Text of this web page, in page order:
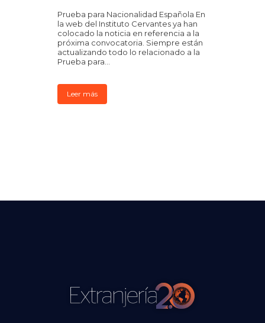
Prueba para Nacionalidad Española En
la web del Instituto Cervantes ya han
colocado la noticia en referencia a la
próxima convocatoria. Siempre están
actualizando todo lo relacionado a la
Prueba para...
Leer más